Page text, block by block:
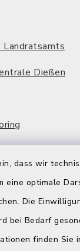
dass wir
eine optimale
Die
bei Bedarf
finden Sie
Dießen